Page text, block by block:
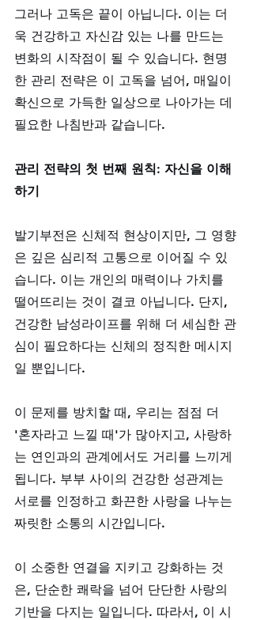
그러나 고독은 끝이 아닙니다. 이는 더
욱 건강하고 자신감 있는 나를 만드는
변화의 시작점이 될 수 있습니다. 현명
한 관리 전략은 이 고독을 넘어, 매일이
확신으로 가득한 일상으로 나아가는 데
필요한 나침반과 같습니다.
관리 전략의 첫 번째 원칙: 자신을 이해
하기
발기부전은 신체적 현상이지만, 그 영향
은 깊은 심리적 고통으로 이어질 수 있
습니다. 이는 개인의 매력이나 가치를
떨어뜨리는 것이 결코 아닙니다. 단지,
건강한 남성라이프를 위해 더 세심한 관
심이 필요하다는 신체의 정직한 메시지
일 뿐입니다.
이 문제를 방치할 때, 우리는 점점 더
'혼자라고 느낄 때'가 많아지고, 사랑하
는 연인과의 관계에서도 거리를 느끼게
됩니다. 부부 사이의 건강한 성관계는
서로를 인정하고 화끈한 사랑을 나누는
짜릿한 소통의 시간입니다.
이 소중한 연결을 지키고 강화하는 것
은, 단순한 쾌락을 넘어 단단한 사랑의
기반을 다지는 일입니다. 따라서, 이 시